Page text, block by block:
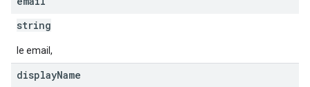
string
le email,
displayName